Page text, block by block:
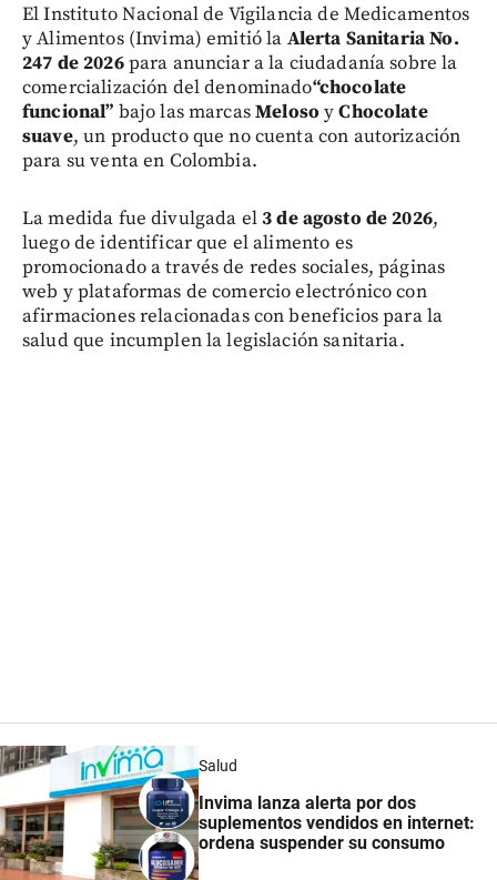
El Instituto Nacional de Vigilancia de Medicamentos
y Alimentos (Invima) emitió la Alerta Sanitaria No.
247 de 2026para anunciar a la ciudadanía sobre la
comercialización del denominado“chocolate
funcional” bajo las marcasMeloso yChocolate
suave, un producto que no cuenta con autorización
para su venta en Colombia.
La medida fue divulgada el3 de agosto de 2026,
luego de identificar que el alimento es
promocionado a través de redes sociales, páginas
web y plataformas de comercio electrónico con
afirmaciones relacionadas con beneficios para la
salud que incumplen la legislación sanitaria.
Salud
Invima lanza alerta por dos
suplementos vendidos en internet:
ordena suspender su consumo